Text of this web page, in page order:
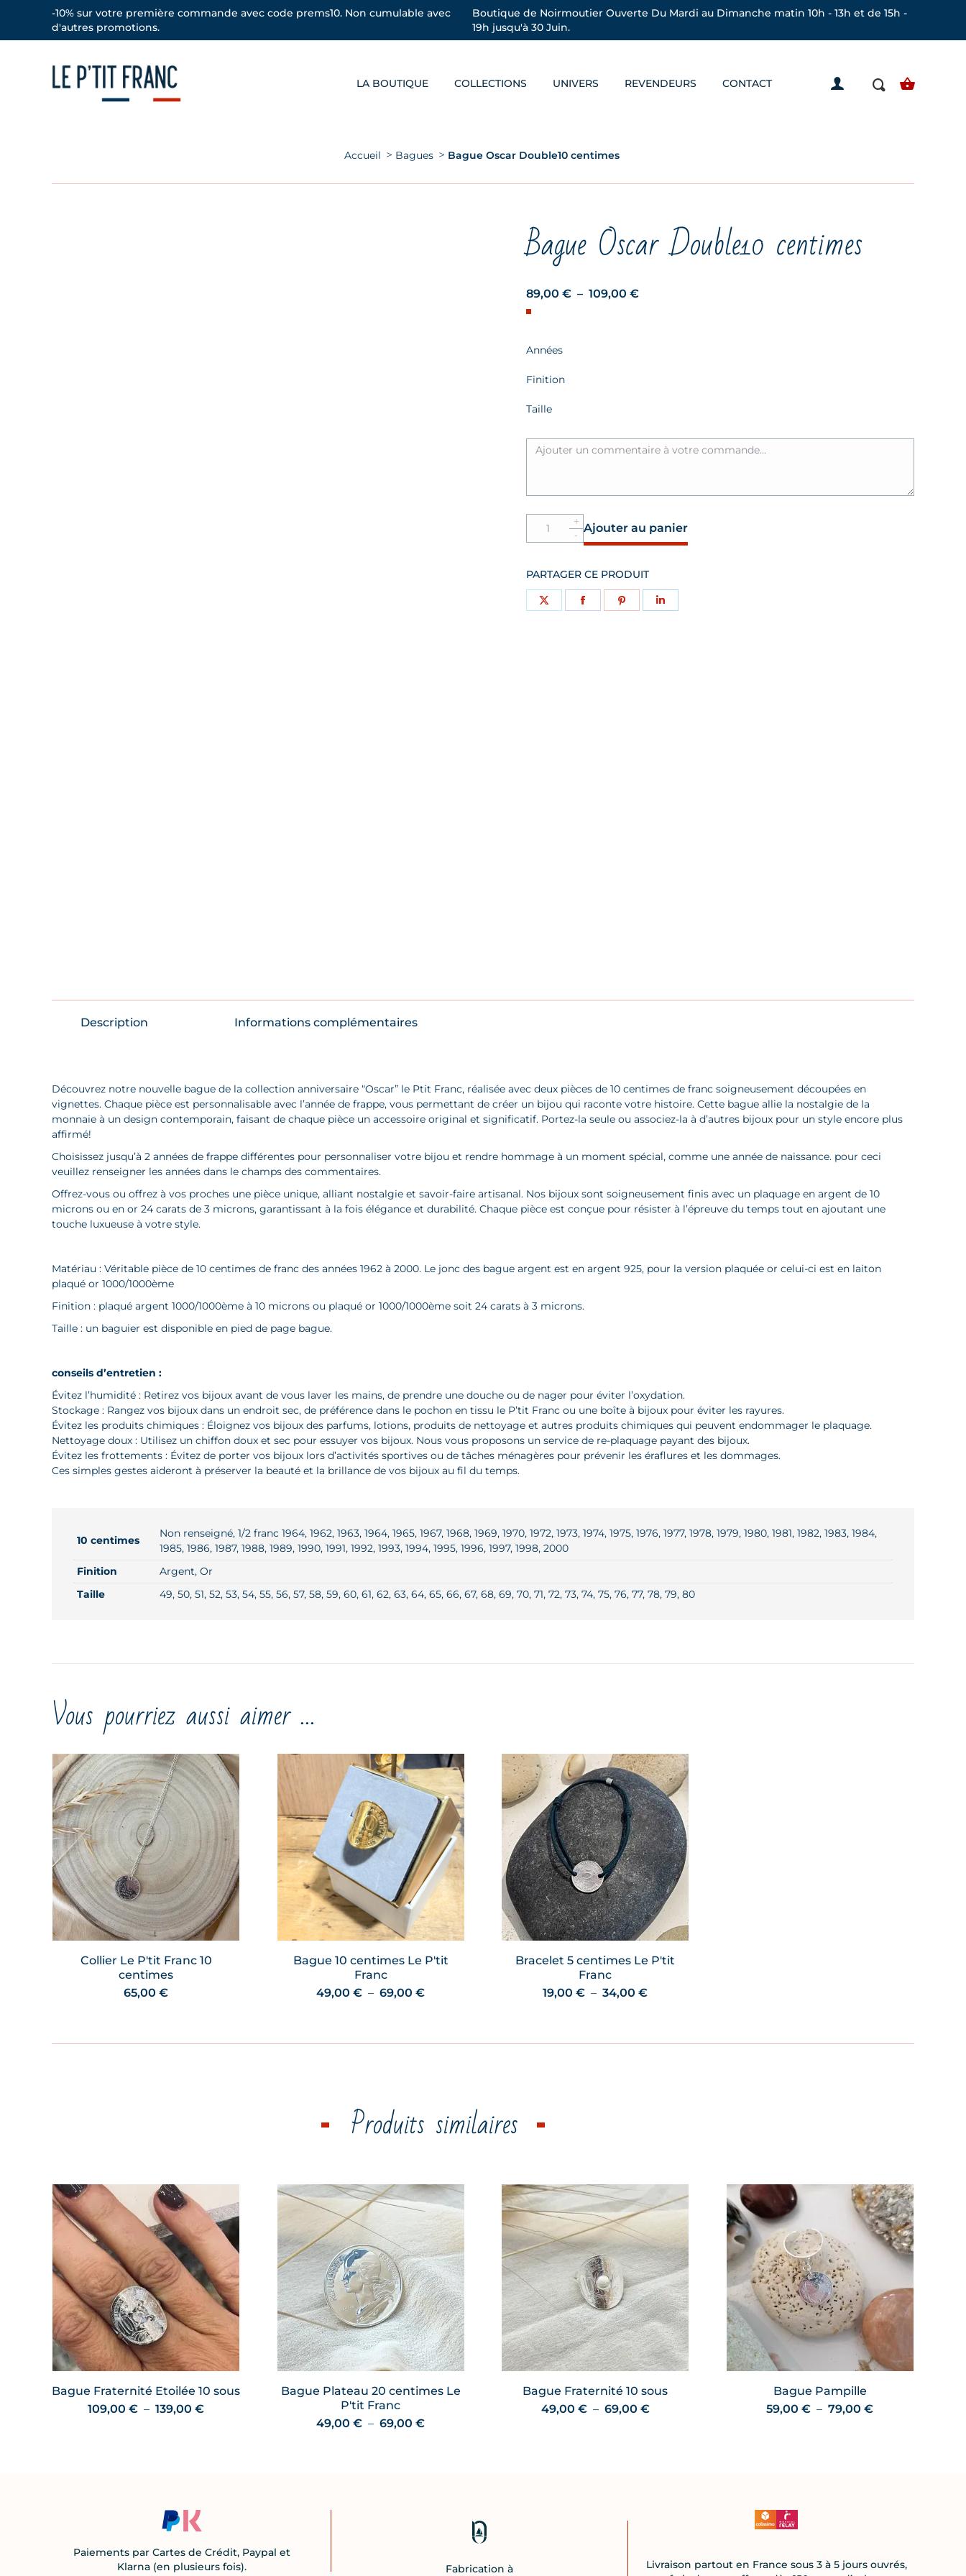
-10% sur votre première commande avec code prems10. Non cumulable avec
d'autres promotions.
Boutique de Noirmoutier Ouverte Du Mardi au Dimanche matin 10h - 13h et de 15h -
19h jusqu'à 30 Juin.
LA BOUTIQUE COLLECTIONS UNIVERS REVENDEURS CONTACT
Vous êtes ici :
Accueil Bagues Bague Oscar Double10 centimes
Bague Oscar Double10 centimes
89,00 € – 109,00 €Plage
Finition
Taille
Quantité
Bague
centimes
Ajouter au panier
PARTAGER CE PRODUIT
PartagerPartagerPartagerPartager
Description Informations complémentaires
Découvrez notre nouvelle bague de la collection anniversaire “Oscar” le Ptit Franc, réalisée avec deux pièces de 10 centimes de franc soigneusement découpées en
vignettes. Chaque pièce est personnalisable avec l’année de frappe, vous permettant de créer un bijou qui raconte votre histoire. Cette bague allie la nostalgie de la
monnaie à un design contemporain, faisant de chaque pièce un accessoire original et significatif. Portez-la seule ou associez-la à d’autres bijoux pour un style encore plus
affirmé!
Choisissez jusqu’à 2 années de frappe différentes pour personnaliser votre bijou et rendre hommage à un moment spécial, comme une année de naissance. pour ceci
veuillez renseigner les années dans le champs des commentaires.
Offrez-vous ou offrez à vos proches une pièce unique, alliant nostalgie et savoir-faire artisanal. Nos bijoux sont soigneusement finis avec un plaquage en argent de 10
microns ou en or 24 carats de 3 microns, garantissant à la fois élégance et durabilité. Chaque pièce est conçue pour résister à l’épreuve du temps tout en ajoutant une
touche luxueuse à votre style.
Matériau : Véritable pièce de 10 centimes de franc des années 1962 à 2000. Le jonc des bague argent est en argent 925, pour la version plaquée or celui-ci est en laiton
plaqué or 1000/1000ème
Finition : plaqué argent 1000/1000ème à 10 microns ou plaqué or 1000/1000ème soit 24 carats à 3 microns.
Taille : un baguier est disponible en pied de page bague.
conseils d’entretien :
Évitez l’humidité : Retirez vos bijoux avant de vous laver les mains, de prendre une douche ou de nager pour éviter l’oxydation.
Stockage : Rangez vos bijoux dans un endroit sec, de préférence dans le pochon en tissu le P’tit Franc ou une boîte à bijoux pour éviter les rayures.
Évitez les produits chimiques : Éloignez vos bijoux des parfums, lotions, produits de nettoyage et autres produits chimiques qui peuvent endommager le plaquage.
Nettoyage doux : Utilisez un chiffon doux et sec pour essuyer vos bijoux. Nous vous proposons un service de re-plaquage payant des bijoux.
Évitez les frottements : Évitez de porter vos bijoux lors d’activités sportives ou de tâches ménagères pour prévenir les éraflures et les dommages.
Ces simples gestes aideront à préserver la beauté et la brillance de vos bijoux au fil du temps.
10 centimes
Non renseigné, 1/2 franc 1964, 1962, 1963, 1964, 1965, 1967, 1968, 1969, 1970, 1972, 1973, 1974, 1975, 1976, 1977, 1978, 1979, 1980, 1981, 1982, 1983, 1984,
1985, 1986, 1987, 1988, 1989, 1990, 1991, 1992, 1993, 1994, 1995, 1996, 1997, 1998, 2000
Finition
Argent, Or
Taille
49, 50, 51, 52, 53, 54, 55, 56, 57, 58, 59, 60, 61, 62, 63, 64, 65, 66, 67, 68, 69, 70, 71, 72, 73, 74, 75, 76, 77, 78, 79, 80
Vous pourriez aussi aimer …
Collier Le P'tit Franc 10
centimes
65,00€
Bague 10 centimes Le P'tit
Franc
49,00€ – 69,00€Plage
Bracelet 5 centimes Le P'tit
Franc
19,00€ – 34,00€Plage
Produits similaires
Bague Fraternité Etoilée 10 sous
109,00€ – 139,00€Plage
Bague Plateau 20 centimes Le
P'tit Franc
49,00€ – 69,00€Plage
Bague Fraternité 10 sous
49,00 € – 69,00 €Plage
Bague Pampille
59,00€ – 79,00€Plage
Paiements par Cartes de Crédit, Paypal et
Klarna (en plusieurs fois).
Fabrication à
Livraison partout en France sous 3 à 5 jours ouvrés,